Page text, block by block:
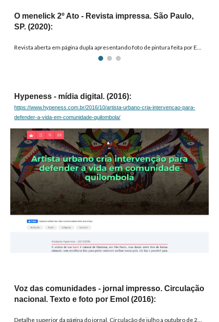
O menelick 2º Ato - Revista impressa. São Paulo,
SP. (2020):
Revista aberta em página dupla apresentando foto de pintura feita por Emol..
Hypeness - mídia digital. (2016):
https://www.hypeness.com.br/2016/10/artista-urbano-cria-intervencao-para-
defender-a-vida-em-comunidade-quilombola/
Voz das comunidades- jornal impresso. Circulação
nacional. Texto e foto por Emol (2016):
Detalhe superior da página do jornal. Circulação de julho a outubro de 2016.